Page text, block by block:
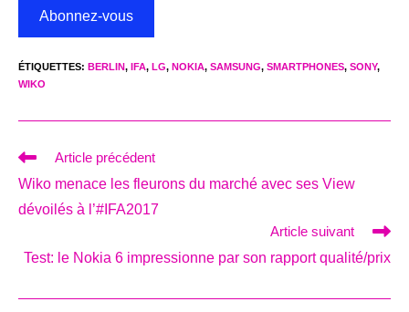
Abonnez-vous
ÉTIQUETTES: BERLIN, IFA, LG, NOKIA, SAMSUNG, SMARTPHONES, SONY,
WIKO
Read
articles
Article précédent
Wiko menace les fleurons du marché avec ses View
dévoilés à l’#IFA2017
Article suivant
Test: le Nokia 6 impressionne par son rapport qualité/prix